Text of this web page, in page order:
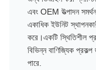
এবং OEM উত্পাদন
একাধিক ইউনিট
করে।একটি স্থিতিশীল
বিভিন্ন বাণিজ্যিক
পারে.